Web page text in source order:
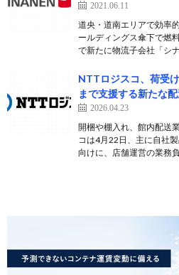
2021.06.11
道央・道南エリアで効率
ールディングス傘下で燃
で新たに物流子会社「シ
NTTロジスコ、荷受
まで支援する新たな
2026.04.23
開梱や棚入れ、館内配送
コは4月22日、主に自社
向けに、店舗運営の業務